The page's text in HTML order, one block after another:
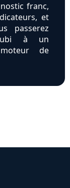
franc,
et
passerez
à un
moteur de